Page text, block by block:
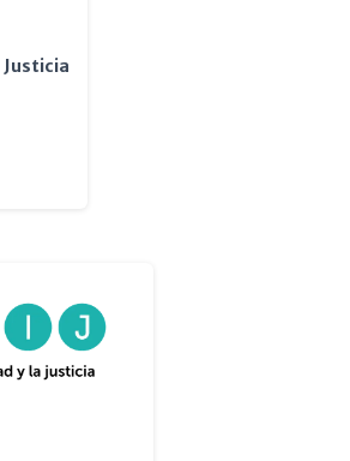
Justicia